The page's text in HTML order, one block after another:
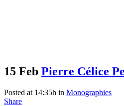
Exposition Tag
15 Feb Pierre Célice
Posted at 14:35h in Monographies
Share